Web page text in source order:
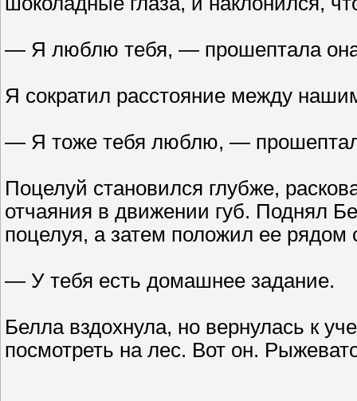
— Я люблю тебя, — прошептала
Я сократил расстояние между
— Я тоже тебя люблю, —
Поцелуй становился глубже,
отчаяния в движении губ. Поднял
поцелуя, а затем положил ее рядом
— У тебя есть домашнее задание.
Белла вздохнула, но вернулась к
посмотреть на лес. Вот он.